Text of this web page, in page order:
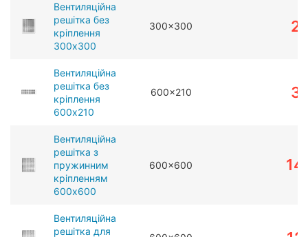
Вентиляційна
решітка без
кріплення
300x300
300x300
Вентиляційна
решітка без
кріплення
600x210
600x210
Вентиляційна
решітка з
пружинним
кріпленням
600x600
600x600
Вентиляційна
решітка для